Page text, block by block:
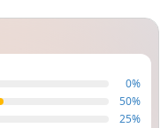
0%
50%
25%